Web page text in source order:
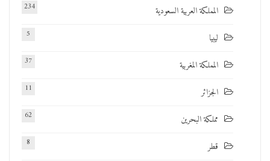
المملكة العربية السعودية 234
ليبيا 5
المملكة المغربية 37
الجزائر 11
مملكة البحرين 62
قطر 8